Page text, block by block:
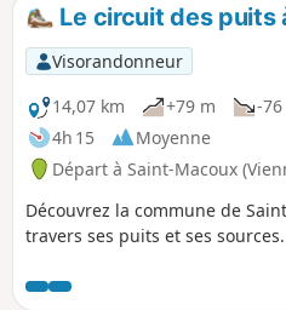
Le circuit des puits
Visorandonneur
14,07 km
+79 m
-
4h 15
Moyenne
Départ à Saint-Macoux
Découvrez la commune de
travers ses puits et ses sources.